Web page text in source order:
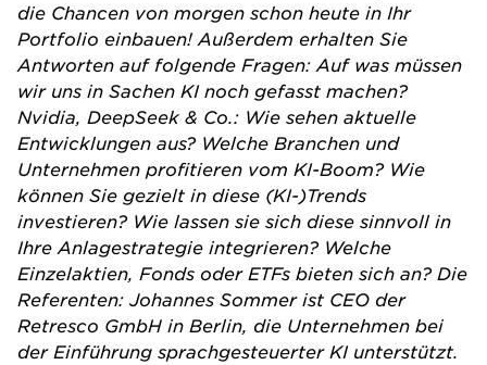
die Chancen von morgen schon heute in Ihr
Portfolio einbauen! Außerdem erhalten Sie
Antworten auf folgende Fragen: Auf was müssen
wir uns in Sachen KI noch gefasst machen?
Nvidia, DeepSeek & Co.: Wie sehen aktuelle
Entwicklungen aus? Welche Branchen und
Unternehmen profitieren vom KI-Boom? Wie
können Sie gezielt in diese (KI-)Trends
investieren? Wie lassen sie sich diese sinnvoll in
Ihre Anlagestrategie integrieren? Welche
Einzelaktien, Fonds oder ETFs bieten sich an? Die
Referenten: Johannes Sommer ist CEO der
Retresco GmbH in Berlin, die Unternehmen bei
der Einführung sprachgesteuerter KI unterstützt.